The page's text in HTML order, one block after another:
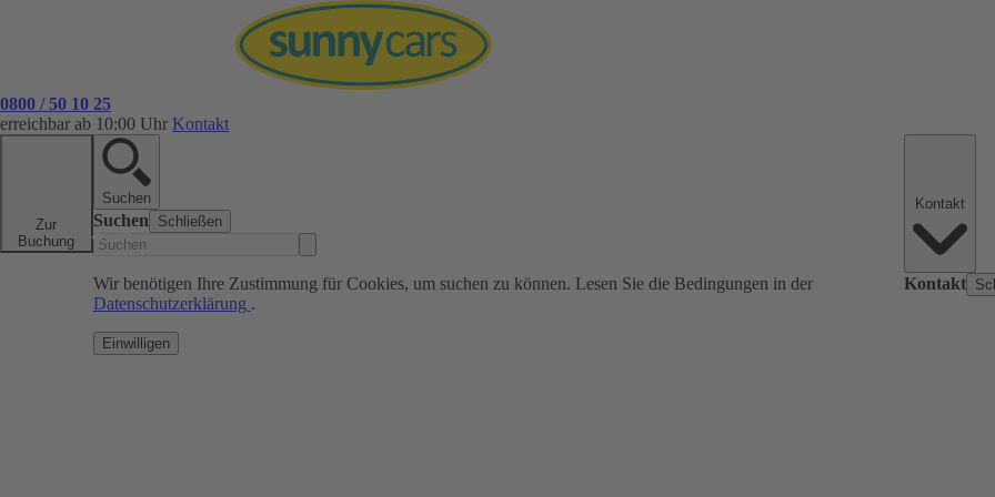
0800 / 50 10 25
erreichbar ab 10:00 Uhr Kontakt
Zur
Buchung
Suchen
Suchen Schließen
Wir benötigen Ihre Zustimmung für Cookies, um suchen zu können. Lesen Sie die Bedingungen in der
Datenschutzerklärung .
Einwilligen
Kontakt